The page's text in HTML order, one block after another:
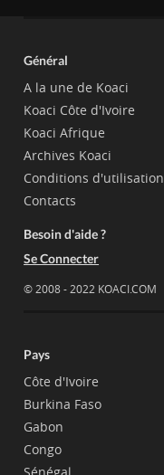
Général
A la une de Koaci
Koaci Côte d'Ivoire
Koaci Afrique
Archives Koaci
Conditions d'utilisation
Contacts
Besoin d'aide ?
Se Connecter
© 2008 - 2022 KOACI.COM
Pays
Côte d'Ivoire
Burkina Faso
Gabon
Congo